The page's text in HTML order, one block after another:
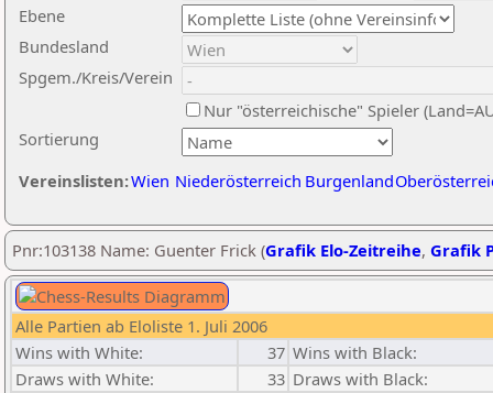
Ebene
Sortierung
Bundesland
Spgem./Kreis/Verein
Nur "österreichische" Spieler
Vereinslisten:Wien Niederösterreich Burgenland
Pnr:103138 Name: Guenter Frick (Grafik Elo-Zeitreihe, Grafik
Alle Partien ab Eloliste 1. Juli 2006
Wins with White:
37 Wins with Black:
Draws with White:
33 Draws with Black: